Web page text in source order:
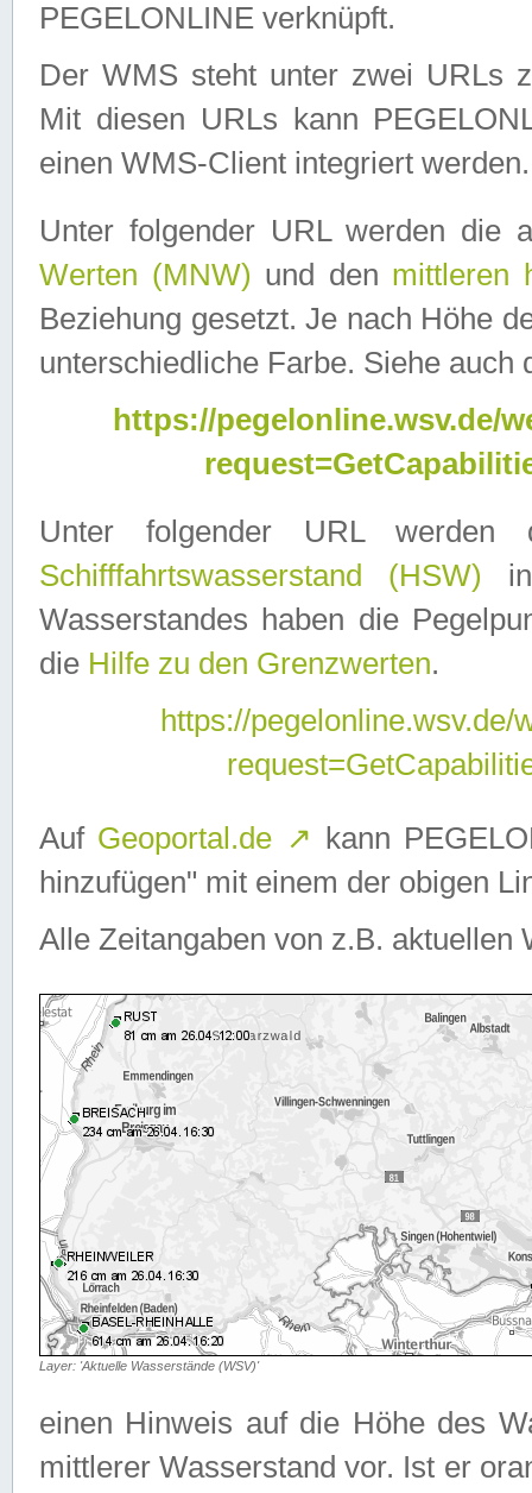
PEGELONLINE verknüpft.
Der WMS steht unter zwei URLs
Mit diesen URLs kann
einen WMS-Client integriert werden.
Unter folgender URL werden die
Werten (MNW) und den mittleren
Beziehung gesetzt. Je nach Höhe
unterschiedliche Farbe. Siehe auch
https://pegelonline.wsv.de/
Unter folgender URL
Schifffahrtswasserstand (HSW)
Wasserstandes haben die
die Hilfe zu den Grenzwerten.
https://
Auf Geoportal.de ↗ kann
hinzufügen" mit einem der obigen
Alle Zeitangaben von z.B. aktuellen
Layer: 'Aktuelle Wasserstände (WSV)'
einen Hinweis auf die Höhe des
mittlerer Wasserstand vor. Ist er